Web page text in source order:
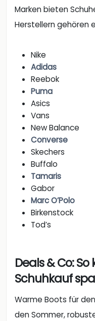
Marken bieten
Herstellern gehören
Nike
Adidas
Reebok
Puma
Asics
Vans
New Balance
Converse
Skechers
Buffalo
Tamaris
Gabor
Marc O’Polo
Birkenstock
Tod’s
Deals & Co:
Schuhkauf
Warme Boots für
den Sommer,